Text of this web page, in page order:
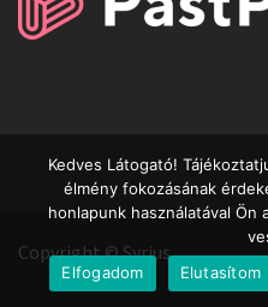
Copyright © Syrius
Kedves Látogató!
élmény fokozásának
honlapunk használatával Ön
Elfogadom
Elutasítom